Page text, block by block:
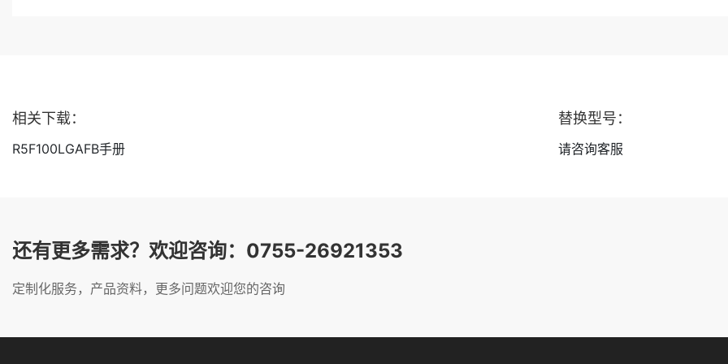
相关下载：
R5F100LGAFB手册
替换型号：
请咨询客服
还有更多需求？欢迎咨询：0755-26921353
定制化服务，产品资料，更多问题欢迎您的咨询